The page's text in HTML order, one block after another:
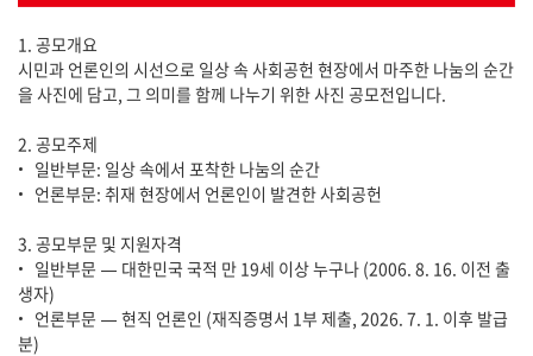
1. 공모개요
시민과 언론인의 시선으로 일상 속 사회공헌 현장에서 마주한 나눔의 순간
을 사진에 담고, 그 의미를 함께 나누기 위한 사진 공모전입니다.
2. 공모주제
• 일반부문: 일상 속에서 포착한 나눔의 순간
• 언론부문: 취재 현장에서 언론인이 발견한 사회공헌
3. 공모부문 및 지원자격
• 일반부문 — 대한민국 국적 만 19세 이상 누구나 (2006. 8. 16. 이전 출
생자)
• 언론부문 — 현직 언론인 (재직증명서 1부 제출, 2026. 7. 1. 이후 발급
분)